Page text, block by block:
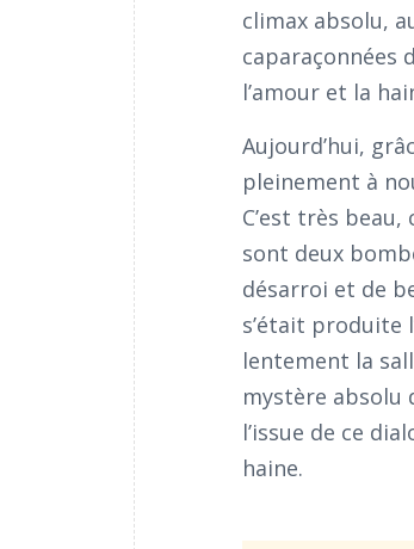
climax absolu,
caparaçonnées
l’amour et la
Aujourd’hui,
pleinement à
C’est très
sont deux
désarroi et de
s’était produite
lentement la
mystère absolu
l’issue de ce
haine.